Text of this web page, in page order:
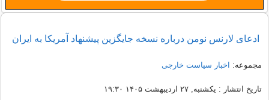
ادعای لارنس نومن درباره نسخه جایگزین پیشنهاد آمریکا به ایران
مجموعه: اخبار سیاست خارجی
تاریخ انتشار : یکشنبه, ۲۷ اردیبهشت ۱۴۰۵ ۱۹:۳۰